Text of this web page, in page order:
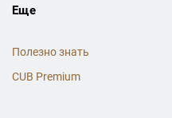
Еще
Полезно знать
CUB Premium